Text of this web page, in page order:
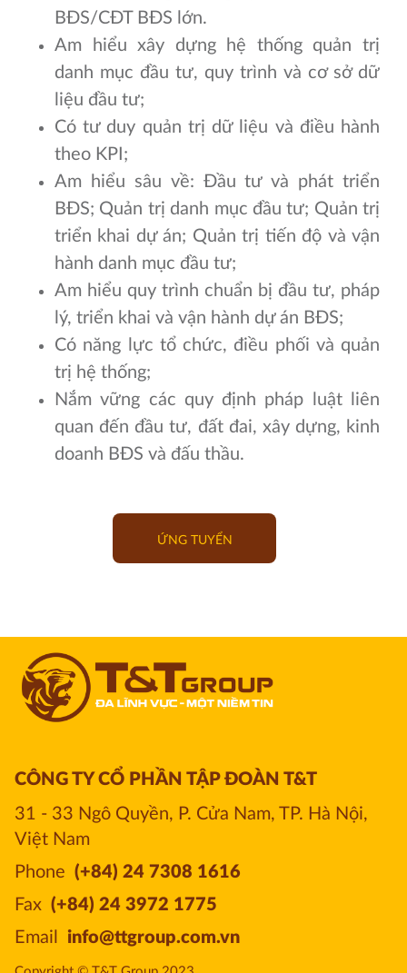
BĐS/CĐT BĐS lớn.
Am hiểu xây dựng hệ thống quản trị
danh mục đầu tư, quy trình và cơ sở dữ
liệu đầu tư;
Có tư duy quản trị dữ liệu và điều hành
theo KPI;
Am hiểu sâu về: Đầu tư và phát triển
BĐS; Quản trị danh mục đầu tư; Quản trị
triển khai dự án; Quản trị tiến độ và vận
hành danh mục đầu tư;
Am hiểu quy trình chuẩn bị đầu tư, pháp
lý, triển khai và vận hành dự án BĐS;
Có năng lực tổ chức, điều phối và quản
trị hệ thống;
Nắm vững các quy định pháp luật liên
quan đến đầu tư, đất đai, xây dựng, kinh
doanh BĐS và đấu thầu.
ỨNG TUYỂN
CÔNG TY CỔ PHẦN TẬP ĐOÀN T&T
31 - 33 Ngô Quyền, P. Cửa Nam, TP. Hà Nội,
Việt Nam
Phone (+84) 24 7308 1616
Fax (+84) 24 3972 1775
Email
info@ttgroup.com.vn